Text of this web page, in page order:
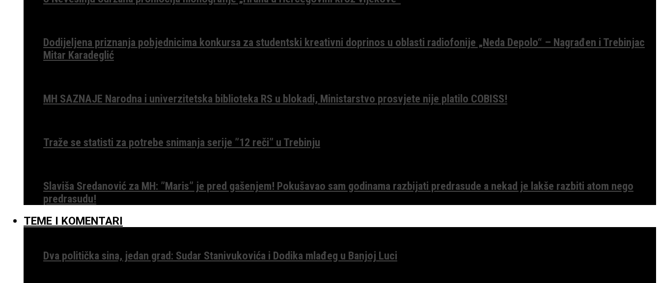
Dodijeljena priznanja pobjednicima konkursa za studentski kreativni doprinos u oblasti radiofonije „Neda Depolo“ – Nagrađen i Trebinjac
Mitar Karadeglić
MH SAZNAJE Narodna i univerzitetska biblioteka RS u blokadi, Ministarstvo prosvjete nije platilo COBISS!
Traže se statisti za potrebe snimanja serije ”12 reči” u Trebinju
Slaviša Sredanović za MH: ”Maris” je pred gašenjem! Pokušavao sam godinama razbijati predrasude a nekad je lakše razbiti atom nego
predrasudu!
TEME I KOMENTARI
Dva politička sina, jedan grad: Sudar Stanivukovića i Dodika mlađeg u Banjoj Luci